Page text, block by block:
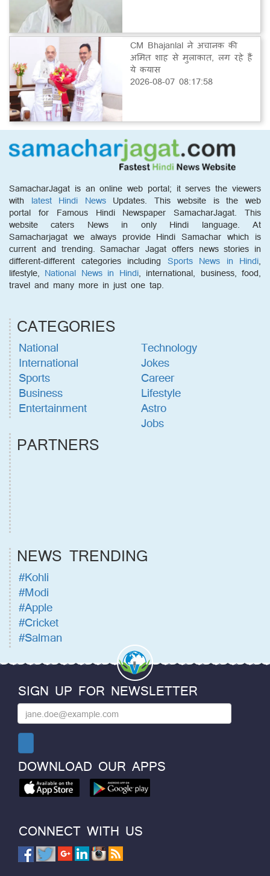
CM Bhajanlal ने अचानक की
अमित शाह से मुलाकात, लग रहे हैं
ये कयास
2026-08-07 08:17:58
SamacharJagat is an online web portal; it serves the viewers
with latest Hindi NewsUpdates. This website is the web
portal for Famous Hindi Newspaper SamacharJagat. This
website caters News in only Hindi language. At
Samacharjagat we always provide Hindi Samachar which is
current and trending. Samachar Jagat offers news stories in
different-different categories including Sports News in Hindi,
lifestyle, National News in Hindi, international, business, food,
travel and many more in just one tap.
CATEGORIES
National
International
Sports
Business
Entertainment
Technology
Jokes
Career
Lifestyle
Astro
Jobs
PARTNERS
NEWS TRENDING
#Kohli
#Modi
#Apple
#Cricket
#Salman
SIGN UP FOR NEWSLETTER
DOWNLOAD OUR APPS
CONNECT WITH US